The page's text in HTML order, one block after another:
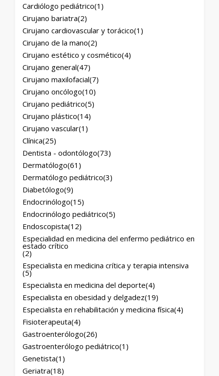
Cardiólogo pediátrico(1)
Cirujano bariatra(2)
Cirujano cardiovascular y torácico(1)
Cirujano de la mano(2)
Cirujano estético y cosmético(4)
Cirujano general(47)
Cirujano maxilofacial(7)
Cirujano oncólogo(10)
Cirujano pediátrico(5)
Cirujano plástico(14)
Cirujano vascular(1)
Clínica(25)
Dentista - odontólogo(73)
Dermatólogo(61)
Dermatólogo pediátrico(3)
Diabetólogo(9)
Endocrinólogo(15)
Endocrinólogo pediátrico(5)
Endoscopista(12)
Especialidad en medicina del enfermo pediátrico en
estado crítico
(2)
Especialista en medicina crítica y terapia intensiva
(5)
Especialista en medicina del deporte(4)
Especialista en obesidad y delgadez(19)
Especialista en rehabilitación y medicina física(4)
Fisioterapeuta(4)
Gastroenterólogo(26)
Gastroenterólogo pediátrico(1)
Genetista(1)
Geriatra(18)